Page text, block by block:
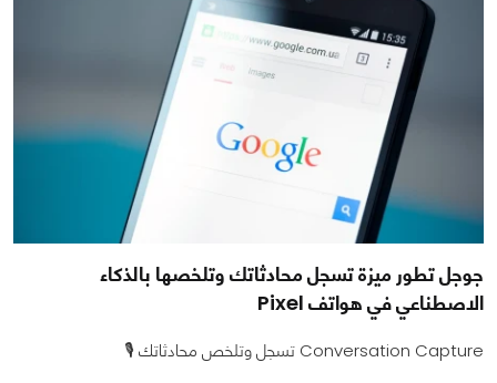
جوجل تطور ميزة تسجل محادثاتك وتلخصها بالذكاء
الاصطناعي في هواتف Pixel
Conversation Capture تسجل وتلخص محادثاتك 🎙️